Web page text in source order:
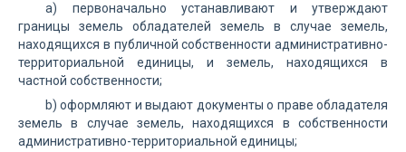
а) первоначально устанавливают и утверждают
границы земель обладателей земель в случае земель,
находящихся в публичной собственности административно-
территориальной единицы, и земель, находящихся в
частной собственности;
b) оформляют и выдают документы о праве обладателя
земель в случае земель, находящихся в собственности
административно-территориальной единицы;